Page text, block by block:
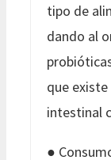
tipo de
dando al
que
intestinal
●